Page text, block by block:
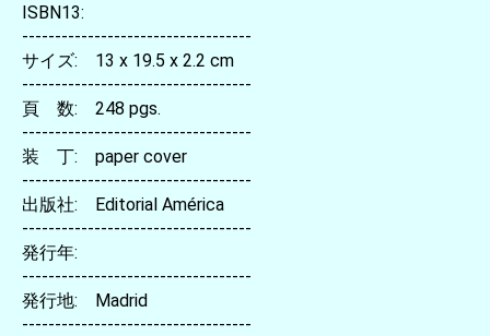
ISBN13:
-----------------------------------
サイズ: 13 x 19.5 x 2.2 cm
-----------------------------------
頁 数: 248 pgs.
-----------------------------------
装 丁: paper cover
-----------------------------------
出版社: Editorial América
-----------------------------------
発行年:
-----------------------------------
発行地: Madrid
-----------------------------------